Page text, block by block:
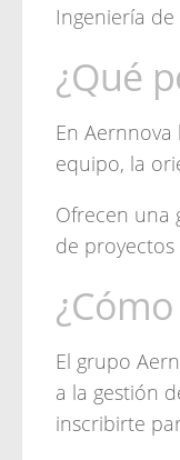
Ingeniería
¿Qué
En
equipo, la
Ofrecen una
de proyectos
El grupo
a la gestión
inscribirte